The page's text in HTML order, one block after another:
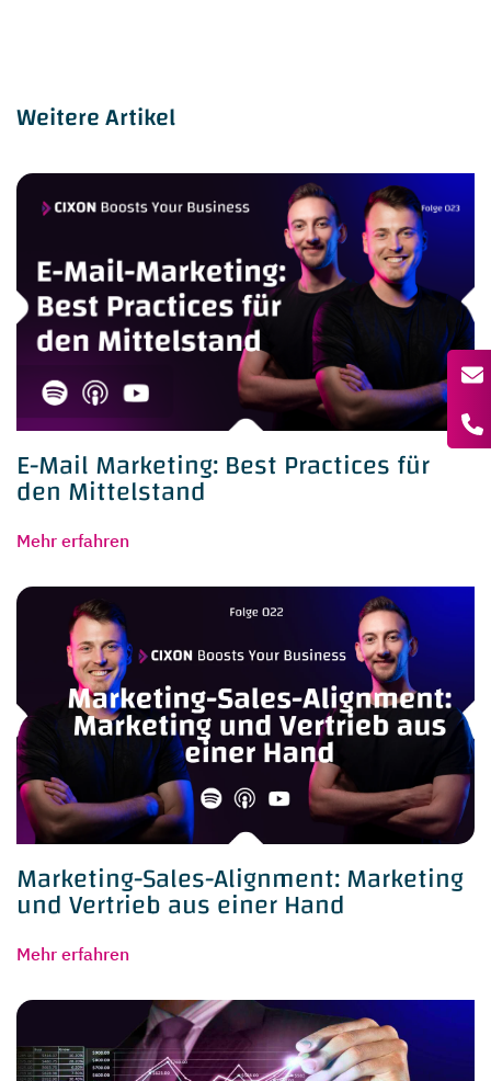
Weitere Artikel
E-Mail Marketing: Best Practices für
den Mittelstand
Mehr erfahren
Marketing-Sales-Alignment: Marketing
und Vertrieb aus einer Hand
Mehr erfahren